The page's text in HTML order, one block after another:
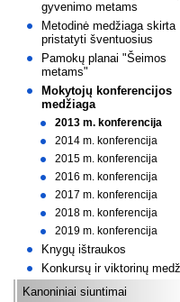
gyvenimo metams
Metodinė medžiaga skirta
pristatyti šventuosius
Pamokų planai "Šeimos
metams"
Mokytojų konferencijos
medžiaga
2013 m. konferencija
2014 m. konferencija
2015 m. konferencija
2016 m. konferencija
2017 m. konferencija
2018 m. konferencija
2019 m. konferencija
Knygų ištraukos
Konkursų ir viktorinų
Kanoniniai siuntimai